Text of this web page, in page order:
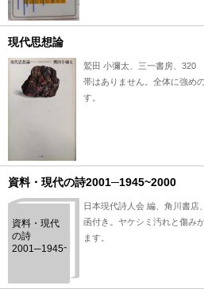
現代思想論
鷲田 小彌太、三一書房、320
帯はありません。全体に強め
す。
資料・現代の詩2001─1945~2000
資料・現代
の詩
2001─1945~2000
日本現代詩人会 編、角川書店
函付き。ヤケシミ汚れと傷み
ます。